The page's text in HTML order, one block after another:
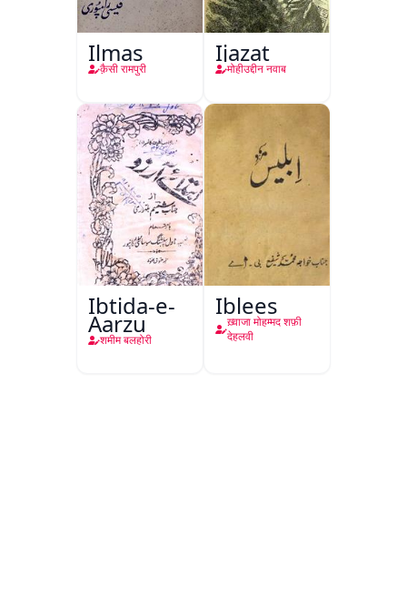
Ilmas
क़ैसी रामपुरी
Ijazat
मोहीउद्दीन नवाब
Ibtida-e-
Aarzu
शमीम बलहोरी
Iblees
ख़्वाजा मोहम्मद शफ़ी
देहलवी